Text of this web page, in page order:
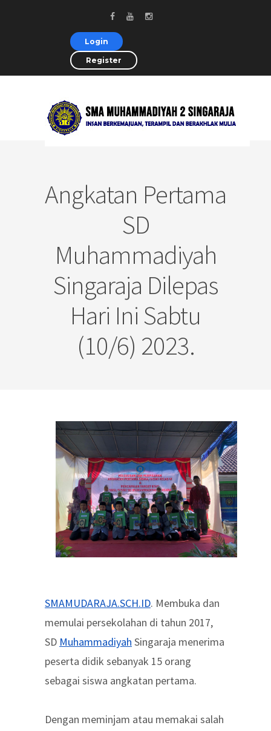
Login
Register
Angkatan Pertama
SD
Muhammadiyah
Singaraja Dilepas
Hari Ini Sabtu
(10/6) 2023.
SMAMUDARAJA.SCH.ID. Membuka dan
memulai persekolahan di tahun 2017,
SD Muhammadiyah Singaraja menerima
peserta didik sebanyak 15 orang
sebagai siswa angkatan pertama.
Dengan meminjam atau memakai salah